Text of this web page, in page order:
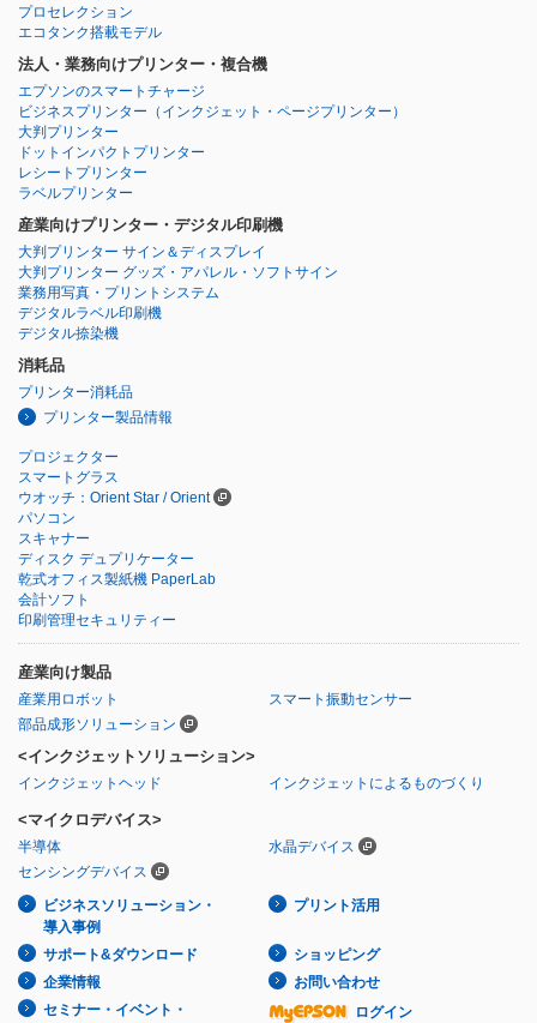
プロセレクション
エコタンク搭載モデル
法人・業務向けプリンター・複合機
エプソンのスマートチャージ
ビジネスプリンター （インクジェット・ページプリンター）
大判プリンター
ドットインパクトプリンター
レシートプリンター
ラベルプリンター
産業向けプリンター・デジタル印刷機
大判プリンター サイン＆ディスプレイ
大判プリンター グッズ・アパレル・ソフトサイン
業務用写真・プリントシステム
デジタルラベル印刷機
デジタル捺染機
消耗品
プリンター消耗品
プリンター製品情報
プロジェクター
スマートグラス
ウオッチ：Orient Star / Orient
パソコン
スキャナー
ディスク デュプリケーター
乾式オフィス製紙機 PaperLab
会計ソフト
印刷管理セキュリティー
産業向け製品
産業用ロボット
スマート振動センサー
部品成形ソリューション
<インクジェットソリューション>
インクジェットヘッド インクジェットによるものづくり
<マイクロデバイス>
半導体
水晶デバイス
センシングデバイス
ビジネスソリューション・
導入事例
プリント活用
サポート&ダウンロード
ショッピング
企業情報
お問い合わせ
セミナー・イベント・
ログイン